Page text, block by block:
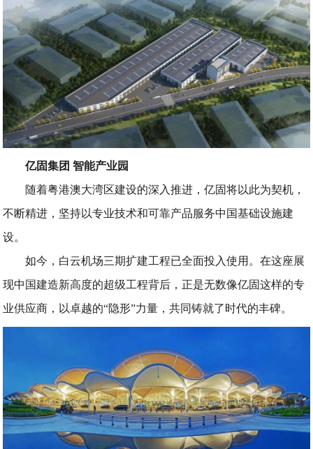
亿固集团 智能产业园
随着粤港澳大湾区建设的深入推进，亿固将以此为契机，
不断精进，坚持以专业技术和可靠产品服务中国基础设施建
设。
如今，白云机场三期扩建工程已全面投入使用。在这座展
现中国建造新高度的超级工程背后，正是无数像亿固这样的专
业供应商，以卓越的“隐形”力量，共同铸就了时代的丰碑。